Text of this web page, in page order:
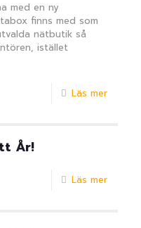
med en ny
finns med som
nätbutik så
istället
Läs mer
År!
Läs mer